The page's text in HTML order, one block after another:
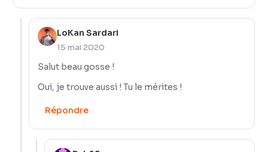
LoKan Sardari
15 mai 2020
Salut beau gosse !
Oui, je trouve aussi ! Tu le mérites !
Répondre